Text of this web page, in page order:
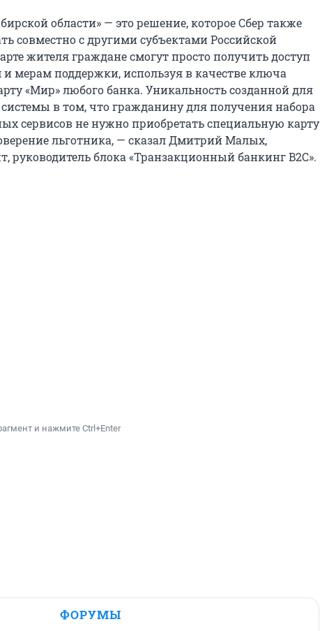
области» — это решение, которое Сбер также
совместно с другими субъектами Российской
жителя граждане смогут просто получить доступ
мерам поддержки, используя в качестве ключа
«Мир» любого банка. Уникальность созданной для
в том, что гражданину для получения набора
сервисов не нужно приобретать специальную карту
льготника, — сказал Дмитрий Малых,
руководитель блока «Транзакционный банкинг B2С».
и нажмите Ctrl+Enter
ФОРУМЫ